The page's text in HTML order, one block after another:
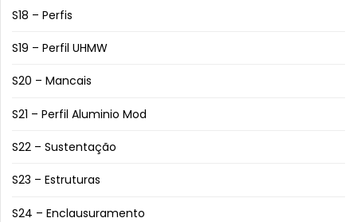
S18 – Perfis
S19 – Perfil UHMW
S20 – Mancais
S21 – Perfil Aluminio Mod
S22 – Sustentação
S23 – Estruturas
S24 – Enclausuramento